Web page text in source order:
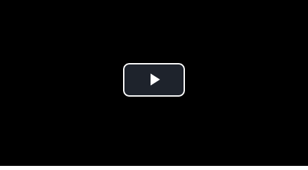
Play